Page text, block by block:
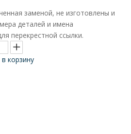
заменой, не изготовлены и
деталей и имена
перекрестной ссылки.
корзину